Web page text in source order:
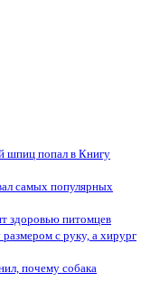
шпиц попал в Книгу
самых популярных
здоровью питомцев
с руку, а хирург
почему собака